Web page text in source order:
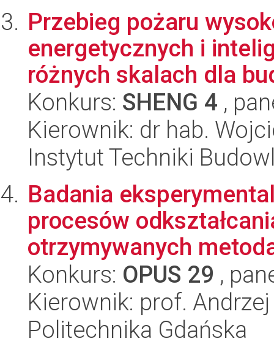
Przebieg pożaru
energetycznych i
różnych skalach dla
Konkurs: SHENG 4 ,
Kierownik: dr hab.
Instytut Techniki
Badania
procesów
otrzymywanych
Konkurs: OPUS 29 ,
Kierownik: prof.
Politechnika Gdańska